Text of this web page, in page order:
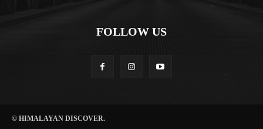
FOLLOW US
© HIMALAYAN DISCOVER.